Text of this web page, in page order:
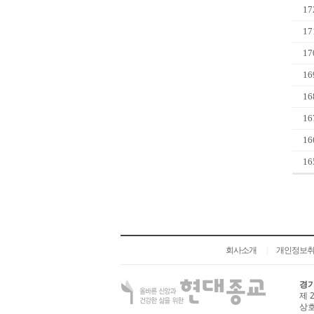
회사소개 개인정보
경
제
상